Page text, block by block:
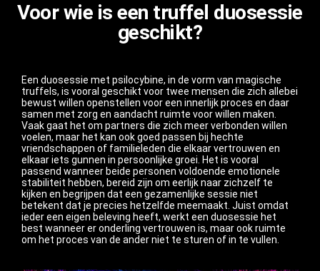
Voor wie is een truffel duosessie
geschikt?
Een duosessie met psilocybine, in de vorm van magische
truffels, is vooral geschikt voor twee mensen die zich allebei
bewust willen openstellen voor een innerlijk proces en daar
samen met zorg en aandacht ruimte voor willen maken.
Vaak gaat het om partners die zich meer verbonden willen
voelen, maar het kan ook goed passen bij hechte
vriendschappen of familieleden die elkaar vertrouwen en
elkaar iets gunnen in persoonlijke groei. Het is vooral
passend wanneer beide personen voldoende emotionele
stabiliteit hebben, bereid zijn om eerlijk naar zichzelf te
kijken en begrijpen dat een gezamenlijke sessie niet
betekent dat je precies hetzelfde meemaakt. Juist omdat
ieder een eigen beleving heeft, werkt een duosessie het
best wanneer er onderling vertrouwen is, maar ook ruimte
om het proces van de ander niet te sturen of in te vullen.